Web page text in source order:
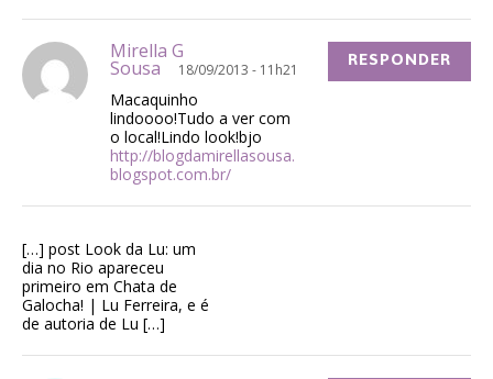
Mirella G
Sousa 18/09/2013 - 11h21
Macaquinho
lindoooo!Tudo a ver com
o local!Lindo look!bjo
http://blogdamirellasousa.
blogspot.com.br/
RESPONDER
[…] post Look da Lu: um
dia no Rio apareceu
primeiro em Chata de
Galocha! | Lu Ferreira, e é
de autoria de Lu […]